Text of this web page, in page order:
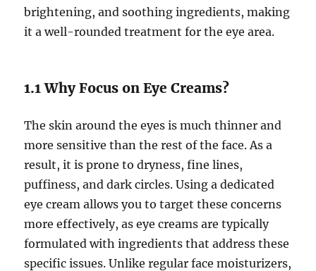
brightening, and soothing ingredients, making
it a well-rounded treatment for the eye area.
1.1 Why Focus on Eye Creams?
The skin around the eyes is much thinner and
more sensitive than the rest of the face. As a
result, it is prone to dryness, fine lines,
puffiness, and dark circles. Using a dedicated
eye cream allows you to target these concerns
more effectively, as eye creams are typically
formulated with ingredients that address these
specific issues. Unlike regular face moisturizers,